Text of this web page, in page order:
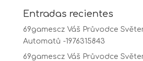
Entradas recientes
69gamescz Váš Průvodce
Automatů -1976315843
69gamescz Váš Průvodce